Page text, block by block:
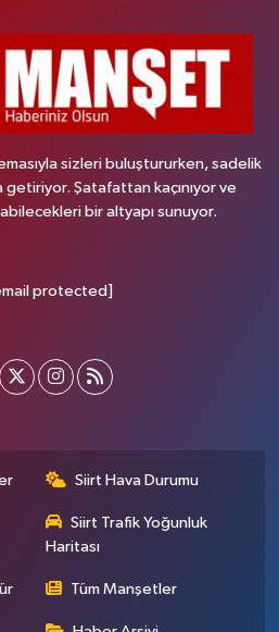
sizleri buluştururken, sadelik
Şatafattan kaçınıyor ve
bir altyapı sunuyor.
protected]
Siirt Hava Durumu
Siirt Trafik Yoğunluk
Haritası
Tüm Manşetler